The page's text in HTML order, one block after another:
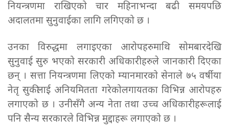
नियन्त्रणमा राखिएको चार महिनाभन्दा बढी समयपछि
अदालतमा सुनुवाईका लागि लगिएको छ ।
उनका विरुद्धमा लगाइएका आरोपहरुमाथि सोमबारदेखि
सुनुवाई सुरु भएको सरकारी अधिकारीहरुले जानकारी दिएका
छन् । सत्ता नियन्त्रणमा लिएको म्यानमारको सेनाले ७५ वर्षीया
नेतृ सुकीलाई अनियमितता गरेकोलगायतका विभिन्न आरोपहरु
लगाएको छ । उनीसँगै अन्य नेता तथा उच्च अधिकारीहरूलाई
पनि सैन्य सरकारले विभिन्न मुद्दाहरू लगाएको छ ।